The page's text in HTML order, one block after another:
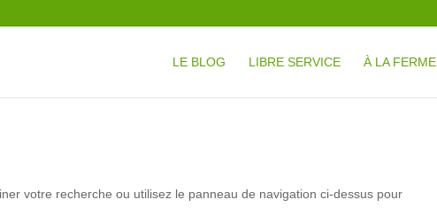
LE BLOG LIBRE SERVICE À LA FERME
votre recherche ou utilisez le panneau de navigation ci-dessus pour